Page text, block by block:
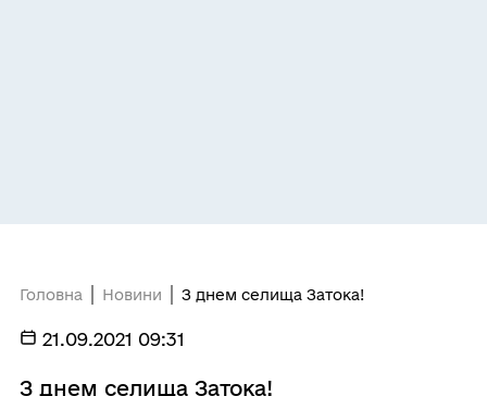
Головна Новини З днем селища Затока!
21.09.2021 09:31
З днем селища Затока!